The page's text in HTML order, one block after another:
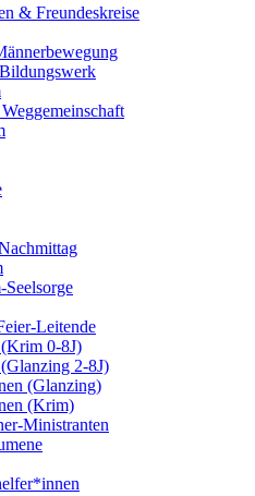
& Freundeskreise
Seelsorge
Leitende
0-8J)
2-8J)
(Glanzing)
(Krim)
Ministranten